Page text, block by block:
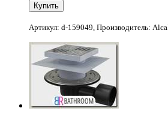
Артикул: d-159049, Производитель: